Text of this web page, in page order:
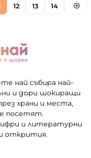
12 13 14
най събира най-
и дори шокиращи
храни и места,
посетят.
и литературни
открития.